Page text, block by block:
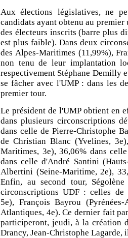
Aux élections législatives, ne
candidats ayant obtenu au
des électeurs inscrits (barre plus
est plus faible). Dans deux
des Alpes-Maritimes (11,99%),
non tenu de leur implantation
respectivement Stéphane Demilly
se fâcher avec l'UMP : dans les
premier tour.
Le président de l'UMP obtient en
dans plusieurs circonscriptions
dans celle de Pierre-Christophe
de Christian Blanc (Yvelines,
Maritimes, 3e), 36,06% dans
dans celle d'André Santini
Albertini (Seine-Maritime, 2e),
Enfin, au second tour,
circonscriptions UDF : celles de
5e), François Bayrou
Atlantiques, 4e). Ce dernier fait
participeront, jeudi, à la création
Drancy, Jean-Christophe